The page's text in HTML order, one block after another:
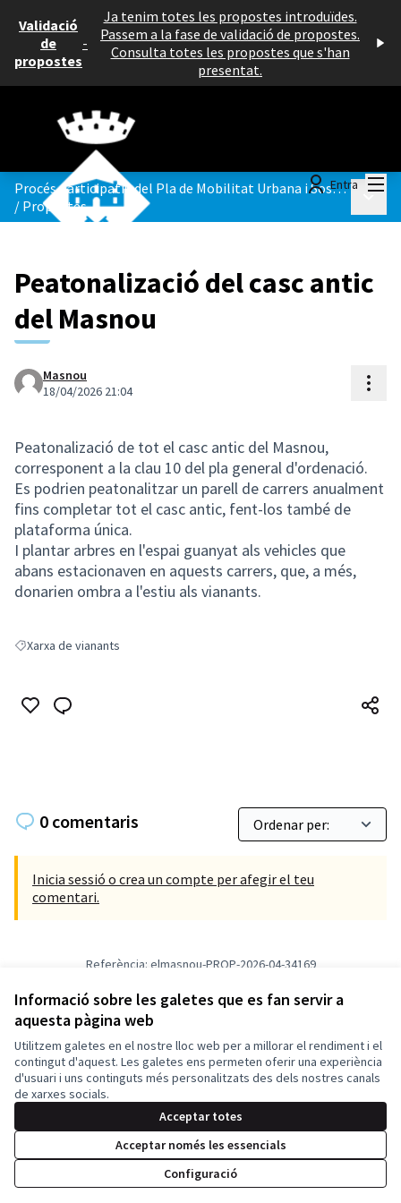
Informació sobre les galetes que es fan servir a
aquesta pàgina web
Utilitzem galetes en el nostre lloc web per a millorar el rendiment i el
contingut d'aquest. Les galetes ens permeten oferir una experiència
d'usuari i uns continguts més personalitzats des dels nostres canals
de xarxes socials.
Acceptar totes
Acceptar només les essencials
Configuració
Validació
de
propostes
-
Ja tenim totes les propostes introduïdes.
Passem a la fase de validació de propostes.
Consulta totes les propostes que s'han
presentat.
Entra
Procés participatiu del Pla de Mobilitat Urbana i Sostenible del Masnou
/ Propostes
Peatonalizació del casc antic
del Masnou
Masnou
18/04/2026 21:04
Peatonalizació de tot el casc antic del Masnou,
corresponent a la clau 10 del pla general d'ordenació.
Es podrien peatonalitzar un parell de carrers anualment
fins completar tot el casc antic, fent-los també de
plataforma única.
I plantar arbres en l'espai guanyat als vehicles que
abans estacionaven en aquests carrers, que, a més,
donarien ombra a l'estiu als vianants.
Resultats en filtrar per: Xarxa de vianants
Xarxa de vianants
0 comentaris
Inicia sessió o crea un compte per afegir el teu
comentari.
Referència: elmasnou-PROP-2026-04-34169
Verifica l'empremta digital
Termes i condicions d'ús
Configuració de les galetes
El Masnou Participa a X
(Enllaç extern)
El Masnou Participa a Facebook
El Masnou Participa a Instagram
El Masnou Participa a YouTube
(Enllaç extern)
Web creada ambprogramari lliure .
Amb
(Enllaç